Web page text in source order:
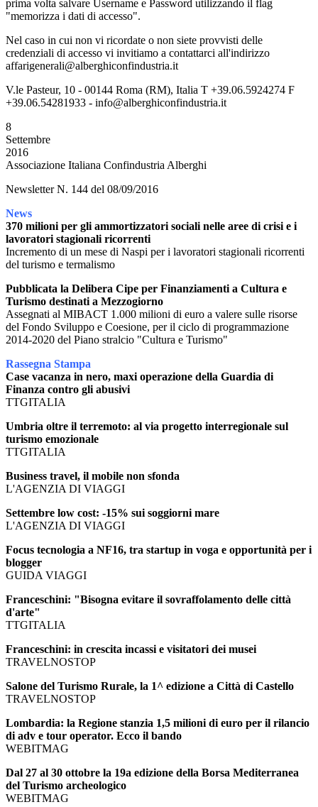
prima volta salvare Username e Password utilizzando il flag
"memorizza i dati di accesso".
Nel caso in cui non vi ricordate o non siete provvisti delle
credenziali di accesso vi invitiamo a contattarci all'indirizzo
affarigenerali@alberghiconfindustria.it
V.le Pasteur, 10 - 00144 Roma (RM), Italia T +39.06.5924274 F
+39.06.54281933 - info@alberghiconfindustria.it
8
Settembre
2016
Associazione Italiana Confindustria Alberghi
Newsletter N. 144 del 08/09/2016
News
370 milioni per gli ammortizzatori sociali nelle aree di crisi e i
lavoratori stagionali ricorrenti
Incremento di un mese di Naspi per i lavoratori stagionali ricorrenti
del turismo e termalismo
Pubblicata la Delibera Cipe per Finanziamenti a Cultura e
Turismo destinati a Mezzogiorno
Assegnati al MIBACT 1.000 milioni di euro a valere sulle risorse
del Fondo Sviluppo e Coesione, per il ciclo di programmazione
2014-2020 del Piano stralcio "Cultura e Turismo"
Rassegna Stampa
Case vacanza in nero, maxi operazione della Guardia di
Finanza contro gli abusivi
TTGITALIA
Umbria oltre il terremoto: al via progetto interregionale sul
turismo emozionale
TTGITALIA
Business travel, il mobile non sfonda
L'AGENZIA DI VIAGGI
Settembre low cost: -15% sui soggiorni mare
L'AGENZIA DI VIAGGI
Focus tecnologia a NF16, tra startup in voga e opportunità per i
blogger
GUIDA VIAGGI
Franceschini: "Bisogna evitare il sovraffolamento delle città
d'arte"
TTGITALIA
Franceschini: in crescita incassi e visitatori dei musei
TRAVELNOSTOP
Salone del Turismo Rurale, la 1^ edizione a Città di Castello
TRAVELNOSTOP
Lombardia: la Regione stanzia 1,5 milioni di euro per il rilancio
di adv e tour operator. Ecco il bando
WEBITMAG
Dal 27 al 30 ottobre la 19a edizione della Borsa Mediterranea
del Turismo archeologico
WEBITMAG